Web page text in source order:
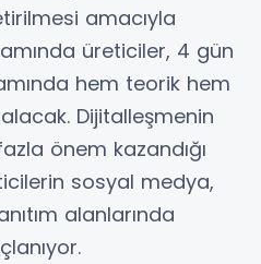
amacıyla
üreticiler, 4 gün
hem teorik hem
Dijitalleşmenin
önem kazandığı
sosyal medya,
alanlarında